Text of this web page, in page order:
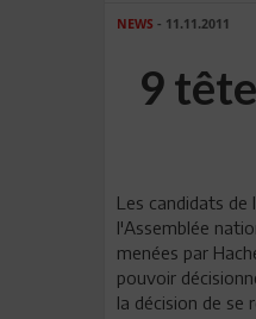
NEWS - 11.11.2011
9
Les candidats
l'Assemblée
menées par
pouvoir
la décision de se